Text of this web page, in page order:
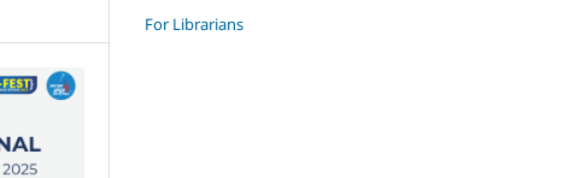
For Librarians